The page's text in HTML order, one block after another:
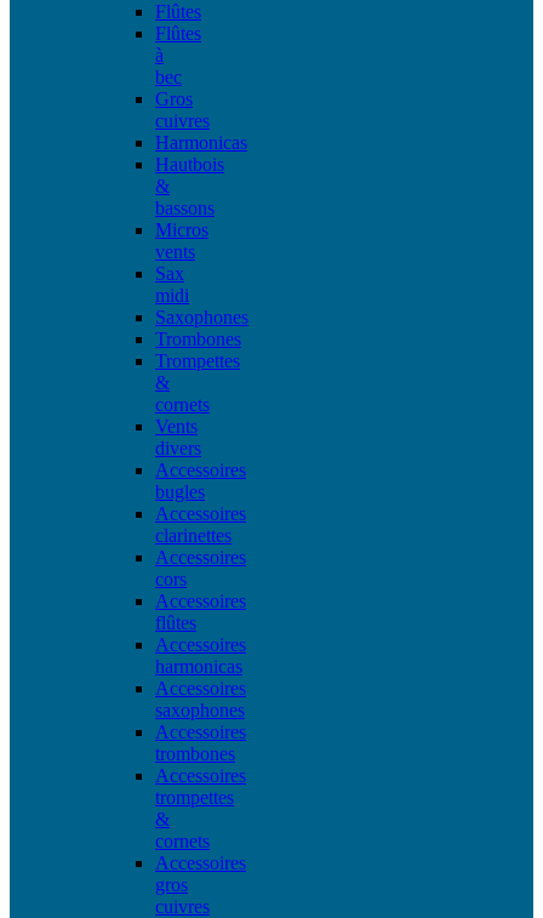
Flûtes
Flûtes
à
bec
Gros
cuivres
Harmonicas
Hautbois
&
bassons
Micros
vents
Sax
midi
Saxophones
Trombones
Trompettes
&
cornets
Vents
divers
Accessoires
bugles
Accessoires
clarinettes
Accessoires
cors
Accessoires
flûtes
Accessoires
harmonicas
Accessoires
saxophones
Accessoires
trombones
Accessoires
trompettes
&
cornets
Accessoires
gros
cuivres